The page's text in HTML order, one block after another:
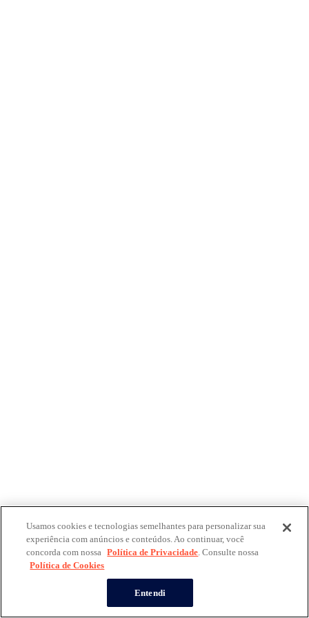
Usamos cookies e tecnologias semelhantes para personalizar sua
experiência com anúncios e conteúdos. Ao continuar, você
concorda com nossa Política de Privacidade. Consulte nossa
Política de Cookies
Entendi